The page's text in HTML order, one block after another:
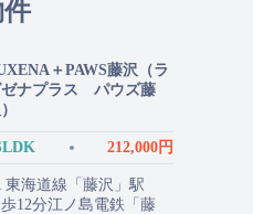
＋PAWS藤沢（ラ
ゼナプラス パウズ藤
212,000円
東海道線「藤沢」駅
12分江ノ島電鉄「藤